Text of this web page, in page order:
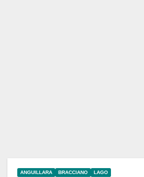
ANGUILLARA BRACCIANO LAGO